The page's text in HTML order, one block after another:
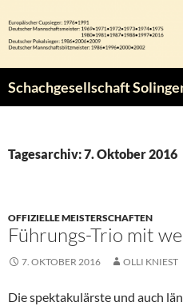
Inhalt
springen
Schachgesellschaft
Tagesarchiv: 7. Oktober 2016
OFFIZIELLE MEISTERSCHAFTEN
Führungs-Trio mit
7. OKTOBER 2016 OLLI KNIEST
Die spektakulärste und auch